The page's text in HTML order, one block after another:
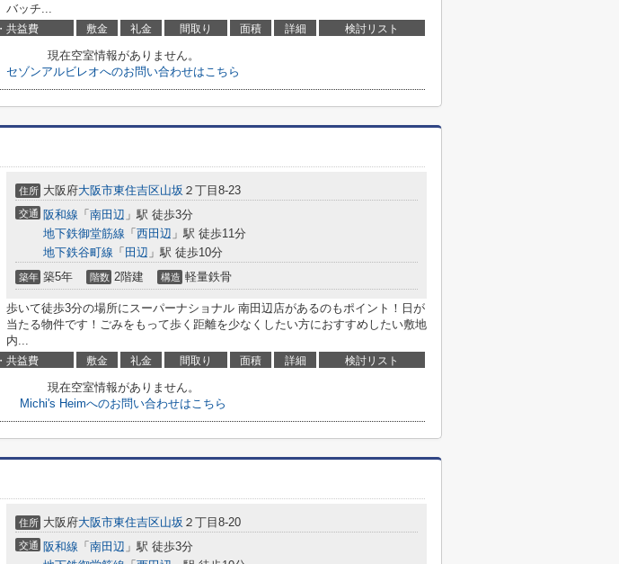
バッチ...
共益費 敷金 礼金 間取り 面積 詳細 検討リスト
現在空室情報がありません。
セゾンアルビレオへのお問い合わせはこちら
住所 大阪府大阪市東住吉区山坂 ２丁目8-23
交通 阪和線 「 南田辺 」駅 徒歩3分
地下鉄御堂筋線 「 西田辺 」駅 徒歩11分
地下鉄谷町線 「 田辺 」駅 徒歩10分
築年 築5年 階数 2階建 構造 軽量鉄骨
歩いて徒歩3分の場所にスーパーナショナル 南田辺店があるのもポイント！日が
当たる物件です！ごみをもって歩く距離を少なくしたい方におすすめしたい敷地
内...
共益費 敷金 礼金 間取り 面積 詳細 検討リスト
現在空室情報がありません。
Michi's Heimへのお問い合わせはこちら
住所 大阪府大阪市東住吉区山坂 ２丁目8-20
交通 阪和線 「 南田辺 」駅 徒歩3分